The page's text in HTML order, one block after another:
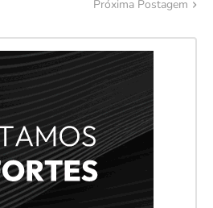
Próxima Postagem